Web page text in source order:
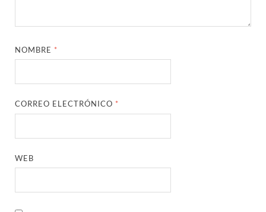
NOMBRE *
CORREO ELECTRÓNICO *
WEB